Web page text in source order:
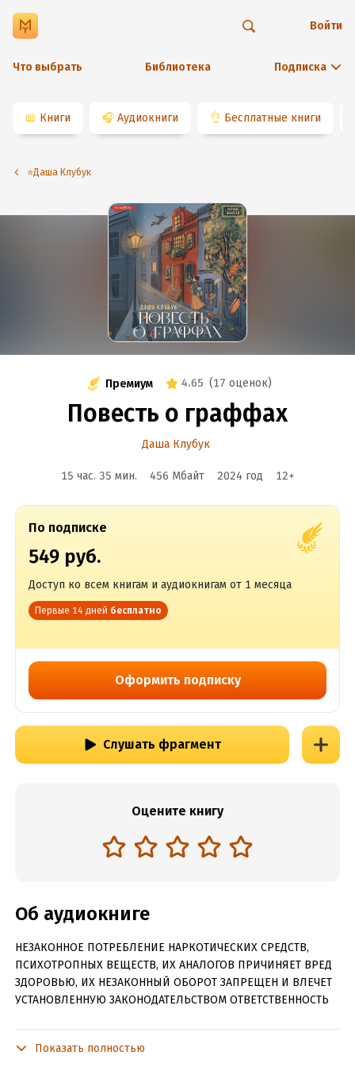
Что выбрать Библиотека Подписка
Войти
📖 Книги 🎧 Аудиокниги 👌 Бесплатные книги
⭐️Даша Клубук
Премиум 4.65 (17 оценок)
Повесть о граффах
Даша Клубук
15 час. 35 мин. 456 Мбайт 2024 год 12+
По подписке
549 руб.
Доступ ко всем книгам и аудиокнигам от 1 месяца
Первые 14 дней бесплатно
Оформить подписку
Слушать фрагмент
Оцените книгу
Об аудиокниге
НЕЗАКОННОЕ ПОТРЕБЛЕНИЕ НАРКОТИЧЕСКИХ СРЕДСТВ,
ПСИХОТРОПНЫХ ВЕЩЕСТВ, ИХ АНАЛОГОВ ПРИЧИНЯЕТ ВРЕД
ЗДОРОВЬЮ, ИХ НЕЗАКОННЫЙ ОБОРОТ ЗАПРЕЩЕН И ВЛЕЧЕТ
УСТАНОВЛЕННУЮ ЗАКОНОДАТЕЛЬСТВОМ ОТВЕТСТВЕННОСТЬ
народе – граффах, которые наделены удивительными
Показать полностью